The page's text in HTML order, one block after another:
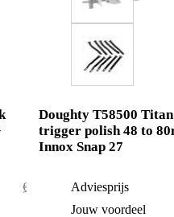
€ 101,-
Doughty T58500
trigger polish 48 to
Innox Snap 27
Adviesprijs
Jouw voordeel